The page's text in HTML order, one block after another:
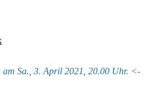
am Sa., 3. April 2021, 20.00 Uhr. <-